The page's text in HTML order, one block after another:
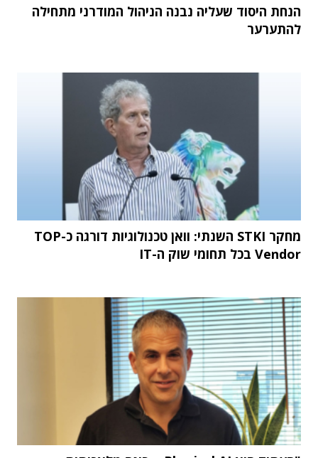
הנחת היסוד שעליה נבנה הניהול המודרני מתחילה
להתערער
מחקר STKI השנתי: וואן טכנולוגיות דורגה כ-TOP
Vendor בכל תחומי שוק ה-IT